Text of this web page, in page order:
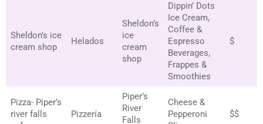
Sheldon’s ice
cream shop
Helados
Sheldon’s
ice
cream
shop
Dippin’ Dots
Ice Cream,
Coffee &
Espresso
Beverages,
Frappes &
Smoothies
$
Pizza- Piper’s
river falls
Pizzería
Piper’s
River
Falls
Cheese &
Pepperoni
$$